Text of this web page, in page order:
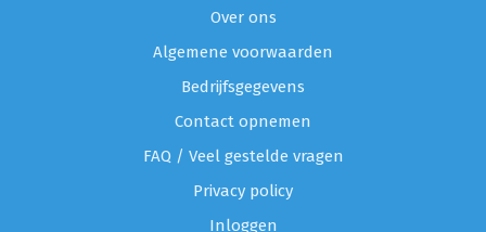
Over ons
Algemene voorwaarden
Bedrijfsgegevens
Contact opnemen
FAQ / Veel gestelde vragen
Privacy policy
Inloggen